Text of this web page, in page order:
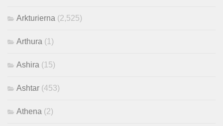
Arkturierna (2,525)
Arthura (1)
Ashira (15)
Ashtar (453)
Athena (2)